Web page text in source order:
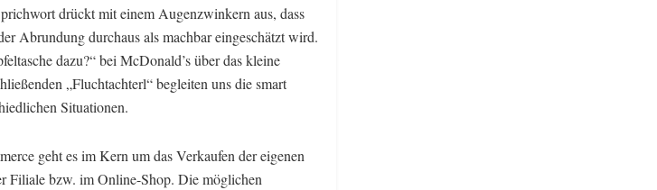
drückt mit einem Augenzwinkern aus, dass
Abrundung durchaus als machbar eingeschätzt wird.
dazu?“ bei McDonald’s über das kleine
„Fluchtachterl“ begleiten uns die smart
Situationen.
geht es im Kern um das Verkaufen der eigenen
Filiale bzw. im Online-Shop. Die möglichen